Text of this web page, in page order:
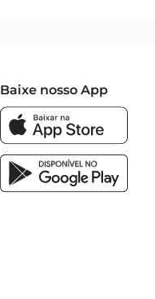
Baixe nosso App